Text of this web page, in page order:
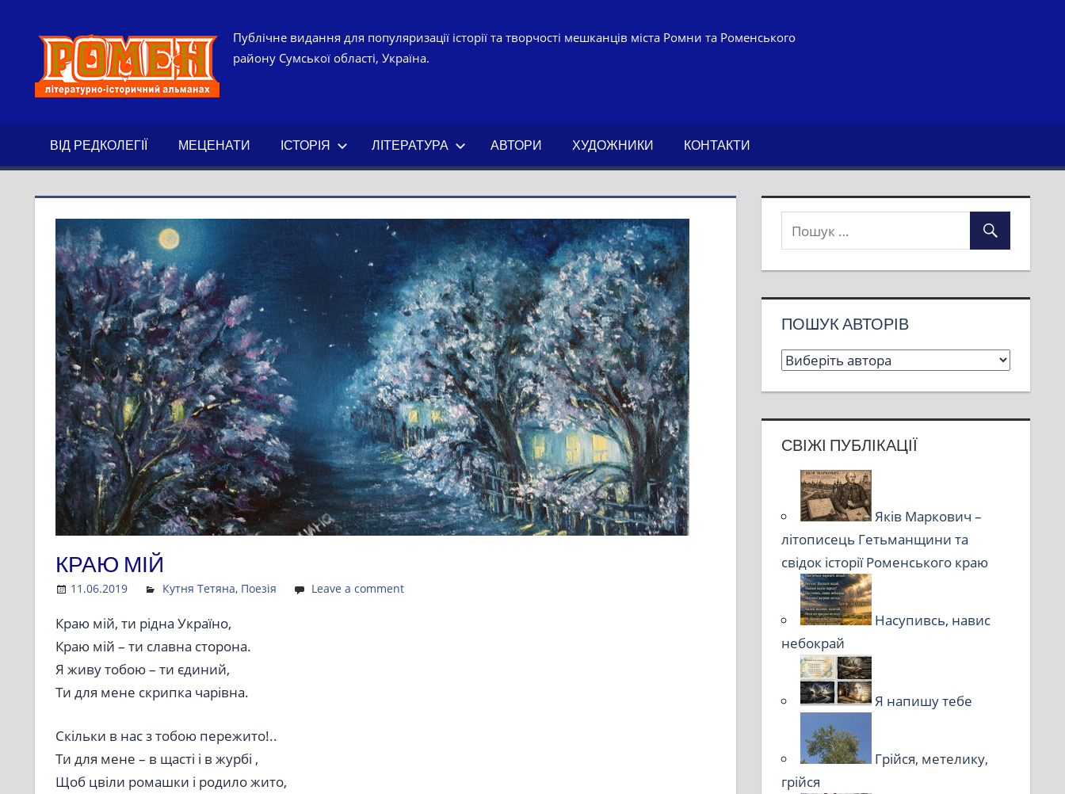
РОМЕН.
ІСТОРИЧНИЙ
АЛЬМАНАХ.
Публічне видання для популяризації історії та творчості мешканців міста Ромни та Роменського
району Сумської області, Україна.
ВІД РЕДКОЛЕГІЇ МЕЦЕНАТИ ІСТОРІЯ ЛІТЕРАТУРА АВТОРИ ХУДОЖНИКИ КОНТАКТИ
КРАЮ МІЙ
11.06.2019 Admin
Кутня Тетяна, Поезія Leave a comment
Краю мій, ти рідна Україно,
Краю мій – ти славна сторона.
Я живу тобою – ти єдиний,
Ти для мене скрипка чарівна.
Скільки в нас з тобою пережито!..
Ти для мене – в щасті і в журбі ,
Щоб цвіли ромашки і родило жито,
ПОШУК АВТОРІВ
СВІЖІ ПУБЛІКАЦІЇ
Яків Маркович –
літописець Гетьманщини та
свідок історії Роменського краю
Насупивсь, навис
небокрай
Я напишу тебе
Грійся, метелику,
грійся